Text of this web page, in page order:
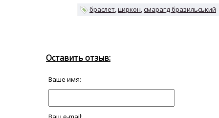
браслет циркон смарагд бразильський